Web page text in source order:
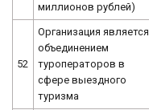
миллионов рублей)
52
Организация является
объединением
туроператоров в
сфере выездного
туризма